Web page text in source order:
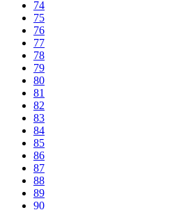
74
75
76
77
78
79
80
81
82
83
84
85
86
87
88
89
90